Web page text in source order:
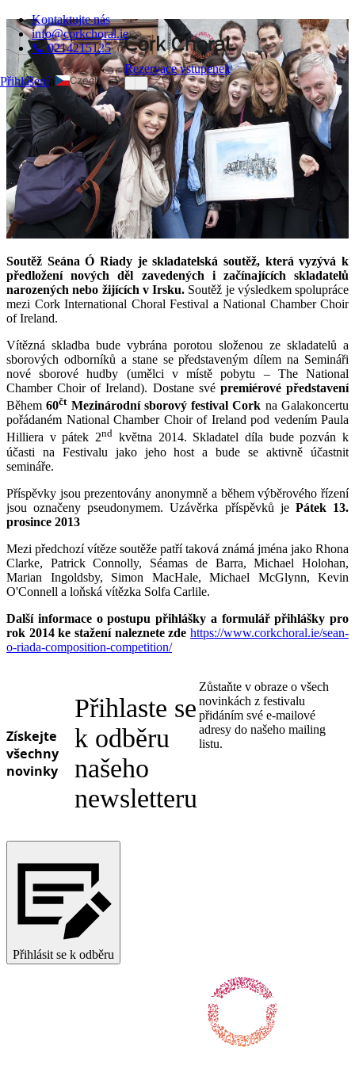
Kontaktujte nás
info@corkchoral.ie
📞 0214215125
Přihlášenía
Czech
English
Bulgarian
Danish
German
Greek
Spanish
Estonian
French
Hungarian
Italian
Portuguese
Ukrainian
Rezervace vstupenek
Soutěž Seána Ó Riady je skladatelská soutěž, která vyzývá k
předložení nových děl zavedených i začínajících skladatelů
narozených nebo žijících v Irsku. Soutěž je výsledkem spolupráce
mezi Cork International Choral Festival a National Chamber Choir
of Ireland.
Vítězná skladba bude vybrána porotou složenou ze skladatelů a
sborových odborníků a stane se představeným dílem na Semináři
nové sborové hudby (umělci v místě pobytu – The National
Chamber Choir of Ireland). Dostane své premiérové představení
Během60čtMezinárodní sborový festival Cork na Galakoncertu
pořádaném National Chamber Choir of Ireland pod vedením Paula
Hilliera v pátek 2nd května 2014. Skladatel díla bude pozván k
účasti na Festivalu jako jeho host a bude se aktivně účastnit
semináře.
Příspěvky jsou prezentovány anonymně a během výběrového řízení
jsou označeny pseudonymem. Uzávěrka příspěvků je Pátek 13.
prosince 2013
Mezi předchozí vítěze soutěže patří taková známá jména jako Rhona
Clarke, Patrick Connolly, Séamas de Barra, Michael Holohan,
Marian Ingoldsby, Simon MacHale, Michael McGlynn, Kevin
O'Connell a loňská vítězka Solfa Carlile.
Další informace o postupu přihlášky a formulář přihlášky pro
rok 2014 ke stažení naleznete zde https://www.corkchoral.ie/sean-
o-riada-composition-competition/
Získejte
všechny
novinky
Přihlaste se
k odběru
našeho
newsletteru
Zůstaňte v obraze o všech
novinkách z festivalu
přidáním své e-mailové
adresy do našeho mailing
listu.
Přihlásit se k odběru